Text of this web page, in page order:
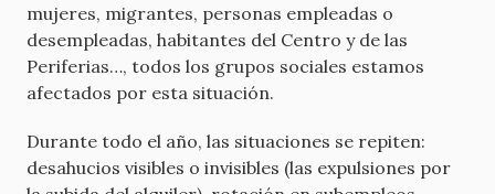
mujeres, migrantes, personas empleadas o
desempleadas, habitantes del Centro y de las
Periferias…, todos los grupos sociales estamos
afectados por esta situación.
Durante todo el año, las situaciones se repiten:
desahucios visibles o invisibles (las expulsiones por